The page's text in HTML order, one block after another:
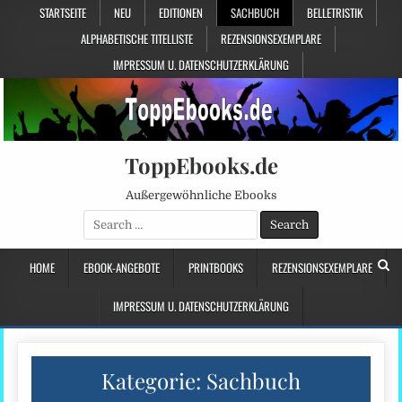
STARTSEITE NEU EDITIONEN SACHBUCH
BELLETRISTIK
ALPHABETISCHE TITELLISTE
REZENSIONSEXEMPLARE
IMPRESSUM U. DATENSCHUTZERKLÄRUNG
ToppEbooks.de
Außergewöhnliche Ebooks
Search
for:
HOME EBOOK-ANGEBOTE PRINTBOOKS REZENSIONSEXEMPLARE
IMPRESSUM U. DATENSCHUTZERKLÄRUNG
Kategorie: Sachbuch